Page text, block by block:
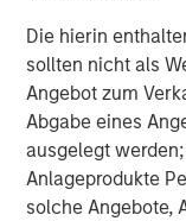
Die hierin
sollten nicht als
Angebot zum
Abgabe eines
ausgelegt
Anlageprodukte
solche Angebote,
acquisition will
Lightspeed
of Lightspeed's
including
while establishing
network for
Converse and